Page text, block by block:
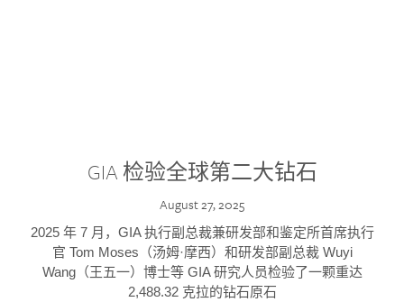
GIA 检验全球第二大钻石
August 27, 2025
2025 年 7 月，GIA 执行副总裁兼研发部和鉴定所首席执行
官 Tom Moses（汤姆·摩西）和研发部副总裁 Wuyi
Wang（王五一）博士等 GIA 研究人员检验了一颗重达
2,488.32 克拉的钻石原石